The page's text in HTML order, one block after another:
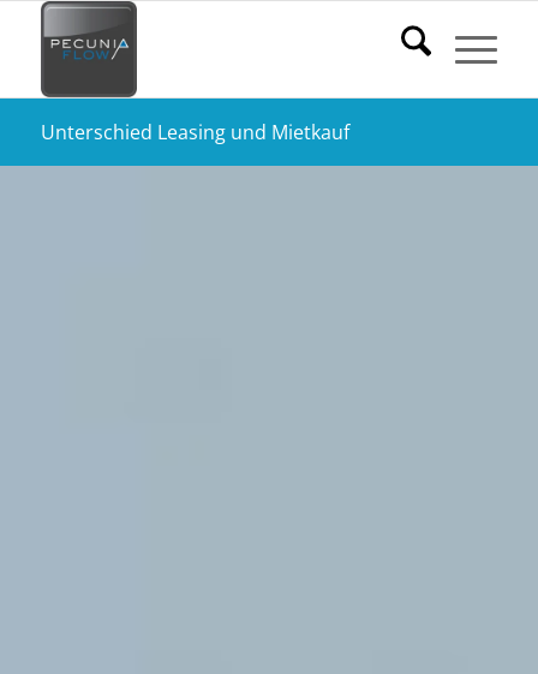
Unterschied Leasing und Mietkauf